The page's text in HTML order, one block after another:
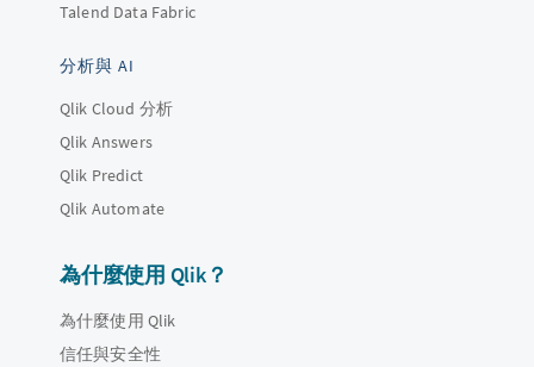
Talend Data Fabric
分析與 AI
Qlik Cloud 分析
Qlik Answers
Qlik Predict
Qlik Automate
為什麼使用 Qlik？
為什麼使用 Qlik
信任與安全性